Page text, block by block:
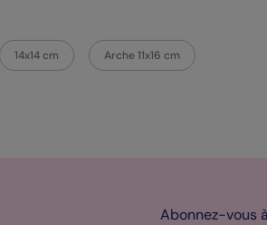
14x14 cm Arche 11x16 cm
Abonnez-vous